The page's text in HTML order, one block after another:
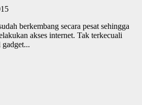
berkembang secara pesat sehingga
akses internet. Tak terkecuali